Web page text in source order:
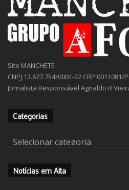
Site MANCHETE
CNPJ 13.677.754/0001-22 CRP 0011081/
Jornalista Responsável Agnaldo R
Categorias
Categorias
Notícias em Alta